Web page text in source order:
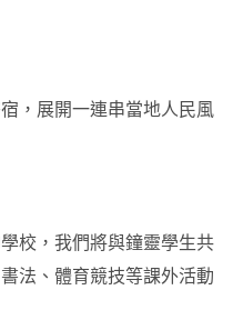
，展開一連串當地人民風
校，我們將與鐘靈學生共
法、體育競技等課外活動